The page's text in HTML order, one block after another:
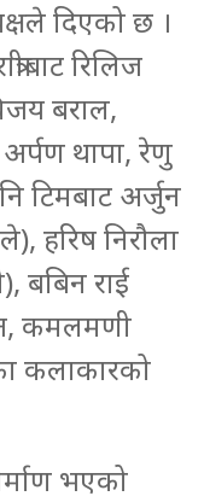
दिएको छ ।
रिलिज
बराल,
अर्पण थापा, रेणु
टिमबाट अर्जुन
हरिष निरौला
बबिन राई
कमलमणी
कलाकारको
भएको